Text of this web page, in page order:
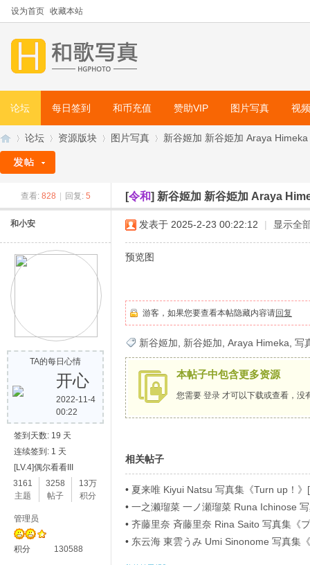
设为首页 收藏本站
论坛 每日签到 和币充值 赞助VIP 图片写真 视
论坛
›
资源版块 图片写真 新谷姬加 新谷姫加 Araya
查看: 828 回复: 5 [令和] 新谷姬加 新谷姫加 Araya
和小安
TA的每日心情
开心
2022-11-4
00:22
签到天数: 19 天
连续签到: 1 天
[LV.4]偶尔看看III
3161
主题
3258
帖子
13万
积分
管理员
积分 130588
发表于 2025-2-23 00:22:12 | 显示全
预览图
游客，如果您要查看本帖隐藏内容请回复
新谷姬加 新谷姫加 Araya Himeka 写
本帖子中包含更多资源
您需要 登录 才可以下载或查看，没
相关帖子
• 夏来唯 Kiyui Natsu 写真集《Turn up！》
• 一之濑瑠菜 一ノ瀬瑠菜 Runa Ichinose
ラビアＳＰ！４》[54P]
• 齐藤里奈 斉藤里奈 Rina Saito 写真集《
イ》[71P]
• 东云海 東雲うみ Umi Sinonome 写真集